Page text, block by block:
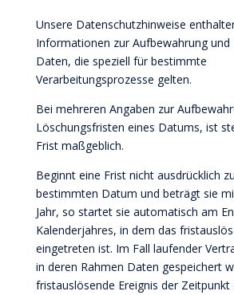
Unsere Datenschutzhinweise
Informationen zur Aufbewahrung und
Daten, die speziell für bestimmte
Verarbeitungsprozesse gelten.
Bei mehreren Angaben zur
Löschungsfristen eines Datums, ist
Frist maßgeblich.
Beginnt eine Frist nicht ausdrücklich
bestimmten Datum und beträgt sie
Jahr, so startet sie automatisch am
Kalenderjahres, in dem das
eingetreten ist. Im Fall laufender
in deren Rahmen Daten gespeichert
fristauslösende Ereignis der Zeitpunkt